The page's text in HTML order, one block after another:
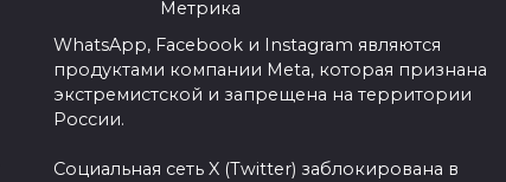
WhatsApp, Facebook и Instagram являются
продуктами компании Meta, которая признана
экстремистской и запрещена на территории
России.
Социальная сеть X (Twitter) заблокирована в